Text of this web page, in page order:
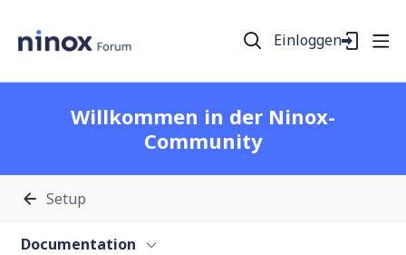
Einloggen
Willkommen in der Ninox-
Community
Setup
Documentation